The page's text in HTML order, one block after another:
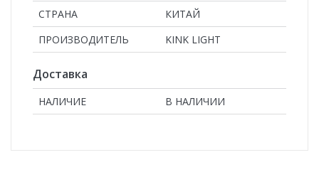
СТРАНА
КИТАЙ
ПРОИЗВОДИТЕЛЬ
KINK LIGHT
Доставка
НАЛИЧИЕ В НАЛИЧИИ